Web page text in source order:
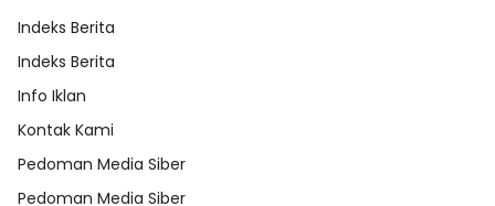
Indeks Berita
Indeks Berita
Info Iklan
Kontak Kami
Pedoman Media Siber
Pedoman Media Siber